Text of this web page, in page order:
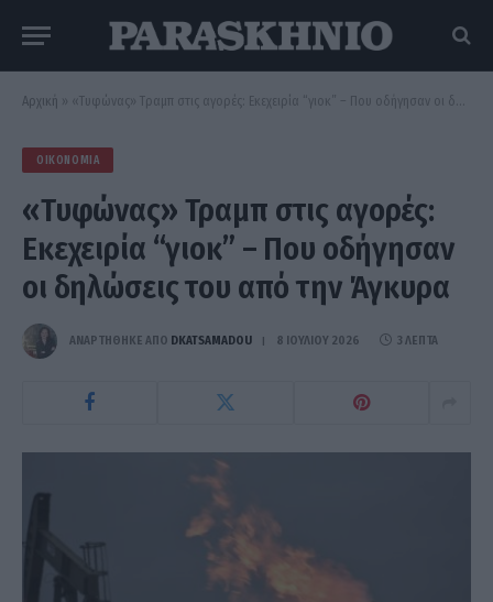
Αρχική » «Τυφώνας» Τραμπ στις αγορές: Εκεχειρία “γιοκ” – Που οδήγησαν οι δηλώσεις του από την Άγκυρα
ΟΙΚΟΝΟΜΊΑ
«Τυφώνας» Τραμπ στις αγορές:
Εκεχειρία “γιοκ” – Που οδήγησαν
οι δηλώσεις του από την Άγκυρα
ΑΝΑΡΤΗΘΗΚΕ ΑΠΟ DKATSAMADOU 8 ΙΟΥΛΊΟΥ 2026 3 ΛΕΠΤΆ